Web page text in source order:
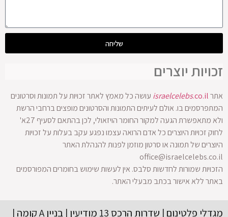
שליחה
זכויות יוצרים
אתר israelcelebs.co.il
עושה כל מאמץ לאתר זכויות על תמונות וסרטונים
המתפרסמים בו. אולם לעיתים התמונות והסרטונים מופצים ברחבי הרשת
ולא מתאפשרת הגעה למקור החומר הויזאולי, לכן בהתאם לסעיף 27א'
לחוק זכויות היוצרים כל אדם הרואה עצמו נפגע עקב בעלות על זכויות
היוצרים של תמונה או סרטון מוזמן לפנות להנהלת האתר
office@israelcelebs.co.il
הזכויות שמורות לחדשות סלבס. אין לעשות שימוש בחומרים המפורסמים
באתר ללא אישור בכתב מבעלי האתר.
מגדלי פלטינום | שדרות הרכס 13 מודיעין | בניין A קומה |